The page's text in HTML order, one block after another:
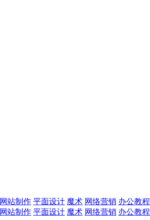
网站制作 平面设计 魔术 网络营销 办公教程
网站制作 平面设计 魔术 网络营销 办公教程